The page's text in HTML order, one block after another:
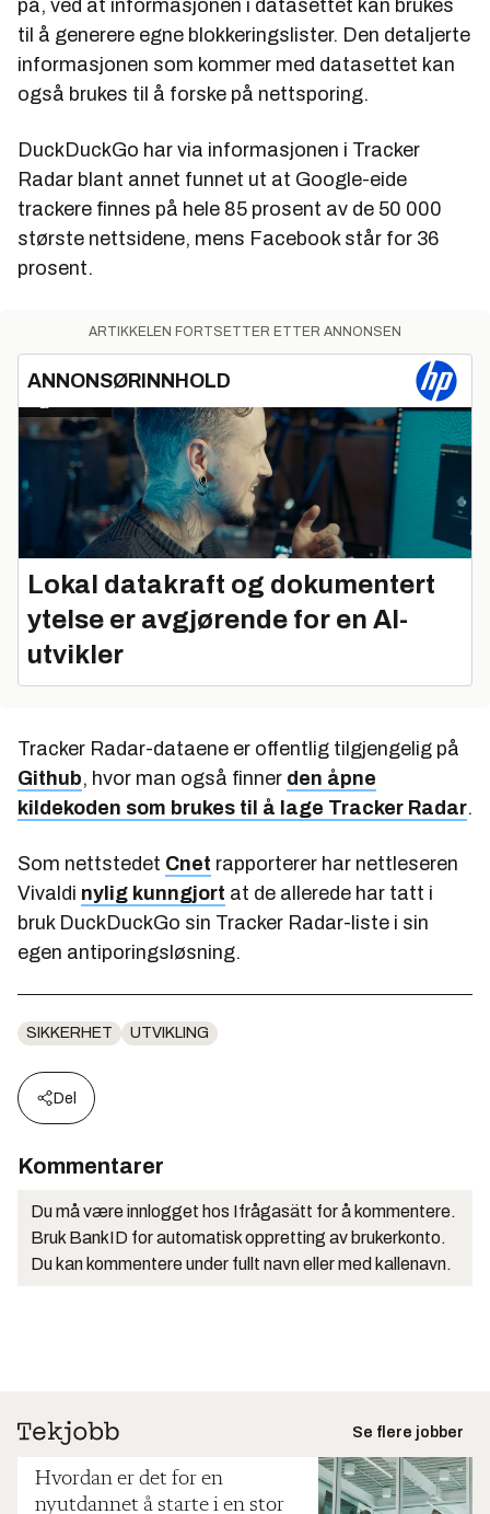
på, ved at informasjonen i datasettet kan brukes
til å generere egne blokkeringslister. Den detaljerte
informasjonen som kommer med datasettet kan
også brukes til å forske på nettsporing.
DuckDuckGo har via informasjonen i Tracker
Radar blant annet funnet ut at Google-eide
trackere finnes på hele 85 prosent av de 50 000
største nettsidene, mens Facebook står for 36
prosent.
ARTIKKELEN FORTSETTER ETTER ANNONSEN
ANNONSØRINNHOLD
Lokal datakraft og dokumentert
ytelse er avgjørende for en AI-
utvikler
Tracker Radar-dataene er offentlig tilgjengelig på
Github, hvor man også finner den åpne
kildekoden som brukes til å lage Tracker Radar.
Som nettstedet Cnet rapporterer har nettleseren
Vivaldi nylig kunngjort at de allerede har tatt i
bruk DuckDuckGo sin Tracker Radar-liste i sin
egen antiporingsløsning.
SIKKERHET UTVIKLING
Del
Kommentarer
Du må være innlogget hos Ifrågasätt for å kommentere.
Bruk BankID for automatisk oppretting av brukerkonto.
Du kan kommentere under fullt navn eller med kallenavn.
Se flere jobber
Hvordan er det for en
nyutdannet å starte i en stor